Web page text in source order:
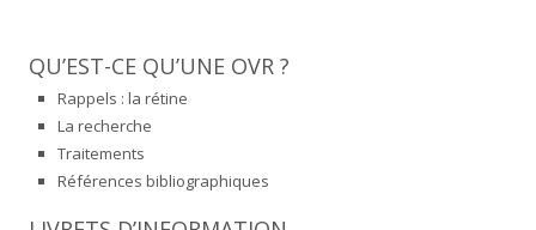
QU’EST-CE QU’UNE OVR ?
Rappels : la rétine
La recherche
Traitements
Références bibliographiques